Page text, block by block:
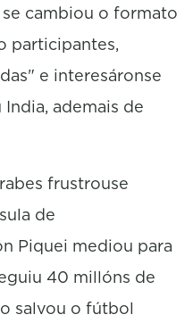
cambiou o formato
participantes,
e interesáronse
India, ademais de
frustrouse
de
Piquei mediou para
40 millóns de
salvou o fútbol